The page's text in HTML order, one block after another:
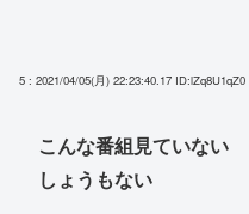
5 : 2021/04/05(月) 22:23:40.17 ID:lZq8U1qZ0
こんな番組見ていない
しょうもない